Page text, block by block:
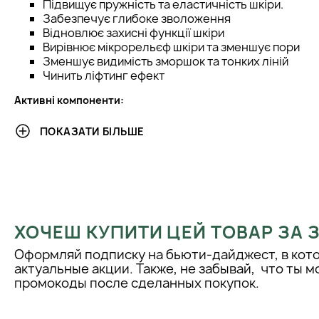
Підвищує пружність та еластичність шкіри.
Забезпечує глибоке зволоження
Відновлює захисні функції шкіри
Вирівнює мікрорельєф шкіри та зменшує пори
Зменшує видимість зморшок та тонких ліній
Чинить ліфтинг ефект
Активні компоненти:
Комплекс пептидів (Copper Tripeptide-1,
Tripeptide-1, Palmitoyl Pentapeptide-4,
Волюфілін – ущільнює підшкірно жирову
натягнутість та пружність шкіри, надає
Вітамін U – покращує регенерацію тканин,
щільність шкіри.
Ніацинамід – відновлює захисні функції шкіри,
ПОКАЗАТИ БІЛЬШЕ
ХОЧЕШ КУПИТИ ЦЕЙ ТОВАР ЗА
Оформляй подписку на бьюти-дайджест, в
актуальные акции. Также, не забывай, что ты
промокоды после сделанных покупок.